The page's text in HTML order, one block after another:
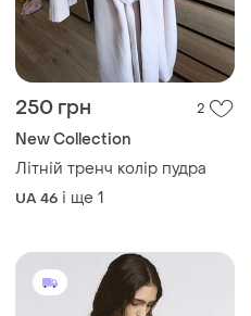
New Collection
Літній тренч колір пудра
UA 46 і ще 1